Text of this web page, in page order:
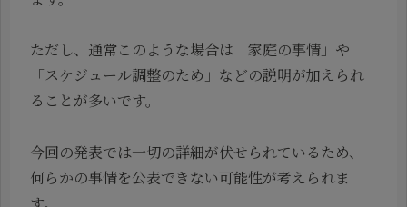
ただし、通常このような場合は「家庭の事情」や
「スケジュール調整のため」などの説明が加えられ
ることが多いです。
今回の発表では一切の詳細が伏せられているため、
何らかの事情を公表できない可能性が考えられま